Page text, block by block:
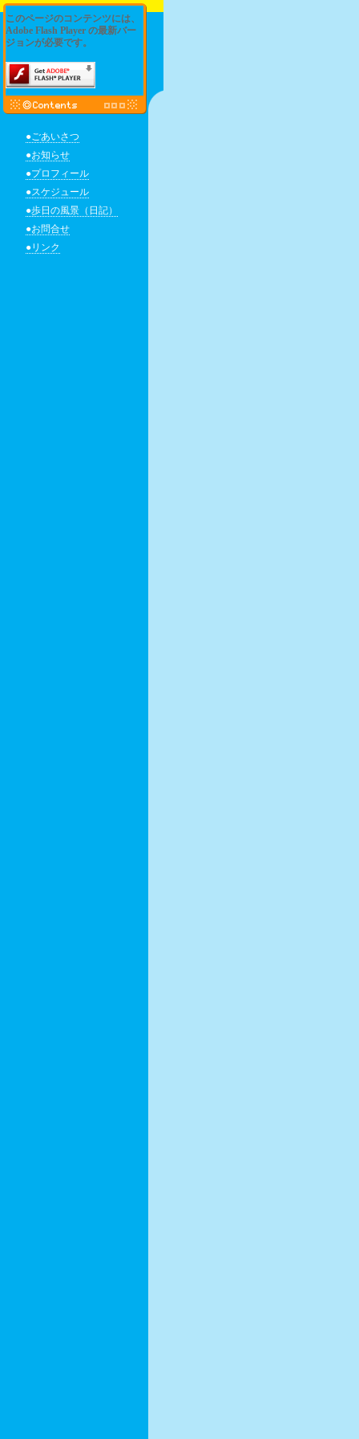
このページのコンテンツには、
Adobe Flash Player の最新バー
ジョンが必要です。
●ごあいさつ
●お知らせ
●プロフィール
●スケジュール
●歩日の風景（日記）
●お問合せ
●リンク